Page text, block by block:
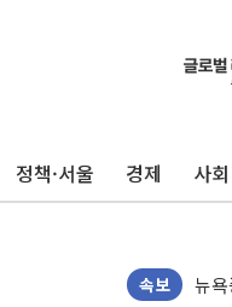
정책·서울 경제 사회
속보
민
트